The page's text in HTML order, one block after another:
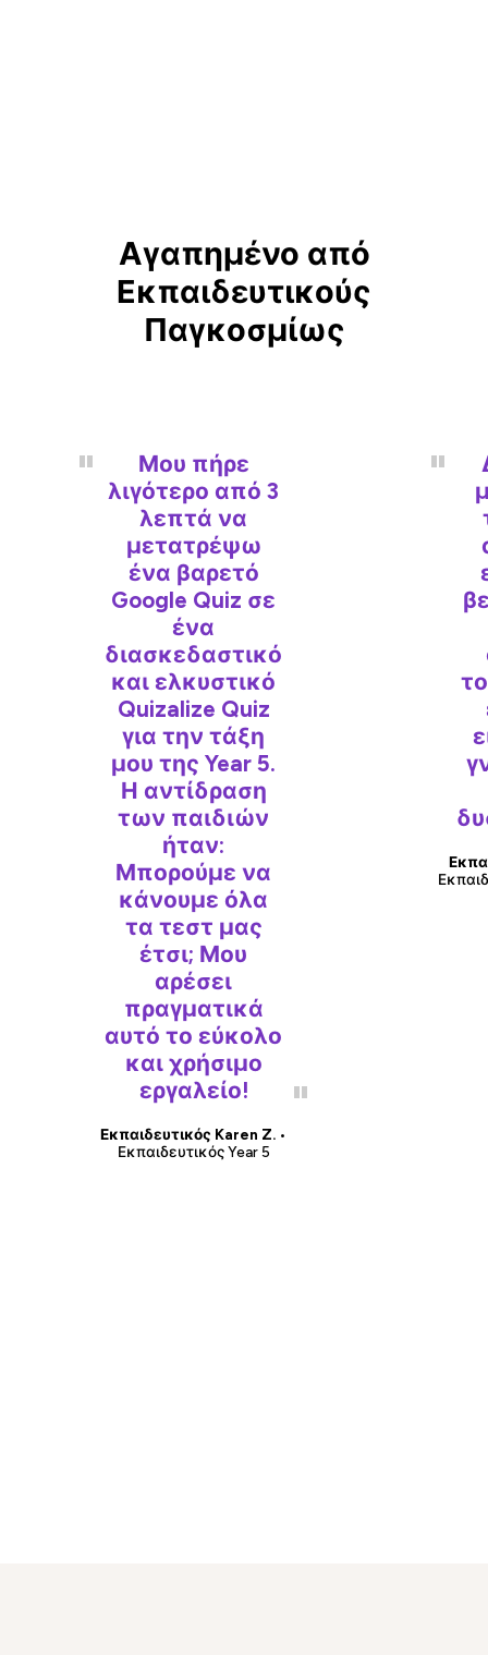
Αγαπημένο από
Εκπαιδευτικούς
Παγκοσμίως
Μου πήρε
λιγότερο από 3
λεπτά να
μετατρέψω
ένα βαρετό
Google Quiz σε
ένα
διασκεδαστικό
και ελκυστικό
Quizalize Quiz
για την τάξη
μου της Year 5.
Η αντίδραση
των παιδιών
ήταν:
Μπορούμε να
κάνουμε όλα
τα τεστ μας
έτσι; Μου
αρέσει
πραγματικά
αυτό το εύκολο
και χρήσιμο
εργαλείο!
Εκπαιδευτικός Karen Z. •
Εκπαιδευτικός Year 5